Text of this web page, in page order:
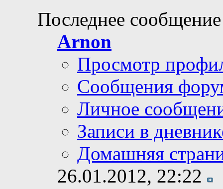
Последнее
Arnon
Просмотр
Сообщения
Личное
Записи в
Домашняя
26.01.2012, 22:22